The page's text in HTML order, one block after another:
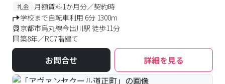
礼金
月額賃料1か月分／契約時
学校まで自転車利用 6分 1300m
京都市烏丸線今出川駅 徒歩11分
築8年／RC7階建て
お問合せ 詳細を見る